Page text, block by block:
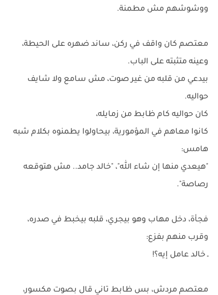
ووشوشهم مش مطمنة.
معتصم كان واقف في ركن، ساند ضهره على الحيطة،
وعينه متثبته على الباب.
بيدعي من قلبه من غير صوت، مش سامع ولا شايف
حواليه.
كان حواليه كام ظابط من زمايله،
كانوا معاهم في المؤمورية، بيحاولوا يطمنوه بكلام شبه
هامس:
"هيعدي منها إن شاء الله"، "خالد جامد.. مش هتوقعه
رصاصة".
فجأة، دخل مهاب وهو بيجري، قلبه بيخبط في صدره،
وقرب منهم بفزع:
ـ خالد عامل إيه؟!
معتصم مردش، بس ظابط تاني قال بصوت مكسور،